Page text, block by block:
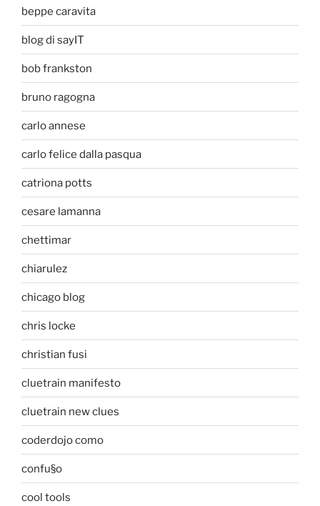
beppe caravita
blog di sayIT
bob frankston
bruno ragogna
carlo annese
carlo felice dalla pasqua
catriona potts
cesare lamanna
chettimar
chiarulez
chicago blog
chris locke
christian fusi
cluetrain manifesto
cluetrain new clues
coderdojo como
confu§o
cool tools